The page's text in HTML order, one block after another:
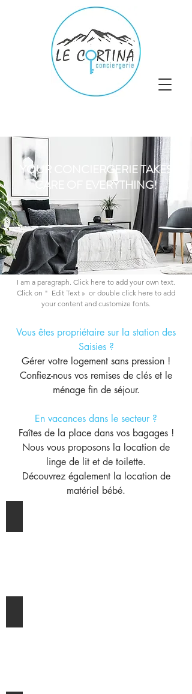
YOUR CONCIERGERIE TAKES
CARE OF EVERYTHING!
I am a paragraph. Click here to add your own text.
Click on " Edit Text » or double click here to add
your content and customize fonts.
Vous êtes propriétaire sur la station des
Saisies ?
Gérer votre logement sans pression !
Confiez-nous vos remises de clés et le
ménage fin de séjour.
En vacances dans le secteur ?
Faîtes de la place dans vos bagages !
Nous vous proposons la location de
linge de lit et de toilette.
Découvrez également la location de
matériel bébé.